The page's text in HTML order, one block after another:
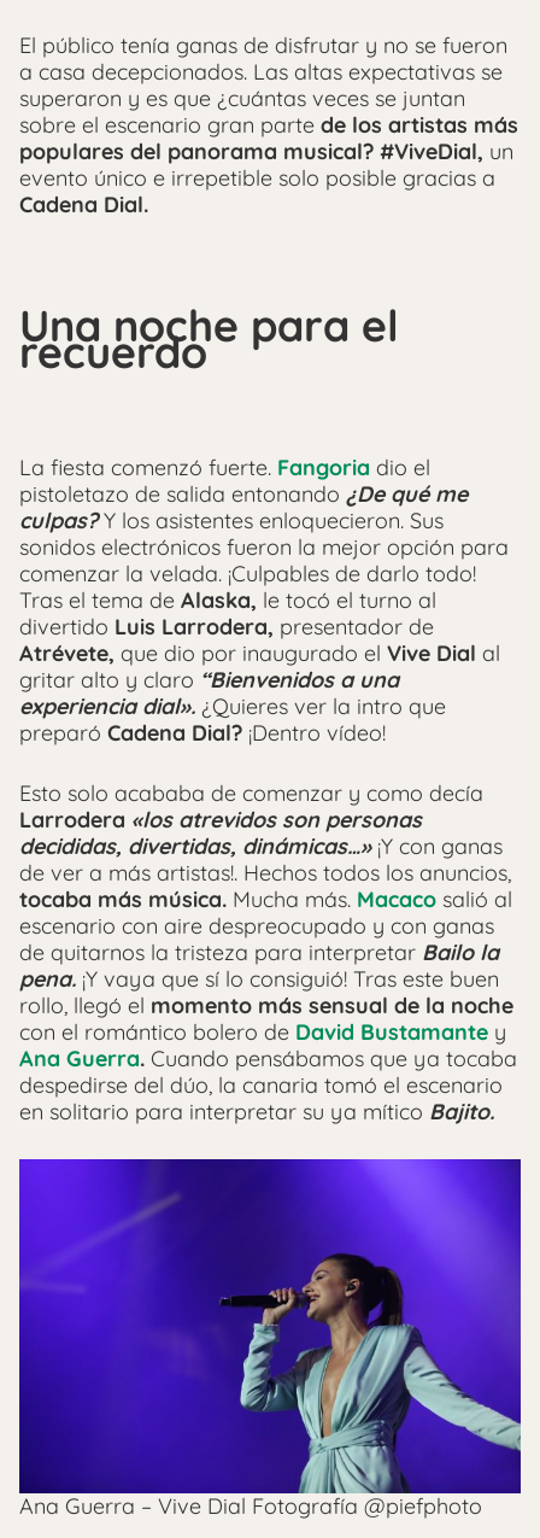
El público tenía ganas de disfrutar y no se fueron
a casa decepcionados. Las altas expectativas se
superaron y es que ¿cuántas veces se juntan
sobre el escenario gran parte de los artistas más
populares del panorama musical? #ViveDial, un
evento único e irrepetible solo posible gracias a
Cadena Dial.
Una noche para el
recuerdo
La fiesta comenzó fuerte. Fangoria dio el
pistoletazo de salida entonando ¿De qué me
culpas? Y los asistentes enloquecieron. Sus
sonidos electrónicos fueron la mejor opción para
comenzar la velada. ¡Culpables de darlo todo!
Tras el tema de Alaska, le tocó el turno al
divertido Luis Larrodera, presentador de
Atrévete, que dio por inaugurado el Vive Dial al
gritar alto y claro “Bienvenidos a una
experiencia dial». ¿Quieres ver la intro que
preparó Cadena Dial? ¡Dentro vídeo!
Esto solo acababa de comenzar y como decía
Larrodera «los atrevidos son personas
decididas, divertidas, dinámicas…»¡Y con ganas
de ver a más artistas!. Hechos todos los anuncios,
tocaba más música. Mucha más. Macaco salió al
escenario con aire despreocupado y con ganas
de quitarnos la tristeza para interpretar Bailo la
pena. ¡Y vaya que sí lo consiguió! Tras este buen
rollo, llegó el momento más sensual de la noche
con el romántico bolero de David Bustamante y
Ana Guerra. Cuando pensábamos que ya tocaba
despedirse del dúo, la canaria tomó el escenario
en solitario para interpretar su ya mítico Bajito.
Ana Guerra – Vive Dial Fotografía @piefphoto